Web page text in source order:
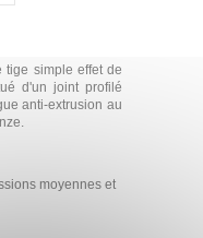
tige simple effet de
d'un joint profilé
anti-extrusion au
moyennes et